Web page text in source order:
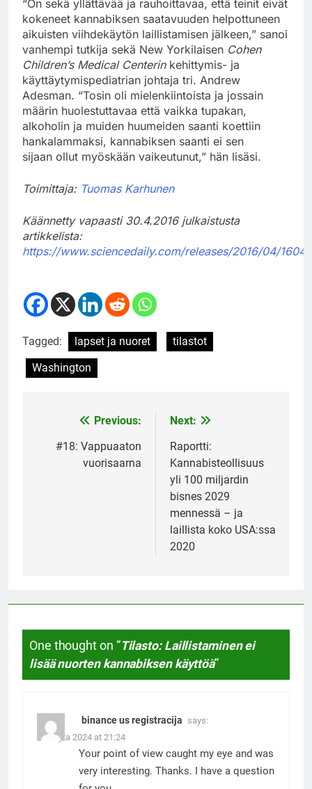
“On sekä yllättävää ja rauhoittavaa, että teinit eivät
kokeneet kannabiksen saatavuuden helpottuneen
aikuisten viihdekäytön laillistamisen jälkeen,” sanoi
vanhempi tutkija sekä New Yorkilaisen Cohen
Children’s Medical Centerin kehittymis- ja
käyttäytymispediatrian johtaja tri. Andrew
Adesman. “Tosin oli mielenkiintoista ja jossain
määrin huolestuttavaa että vaikka tupakan,
alkoholin ja muiden huumeiden saanti koettiin
hankalammaksi, kannabiksen saanti ei sen
sijaan ollut myöskään vaikeutunut,” hän lisäsi.
Toimittaja: Tuomas Karhunen
Käännetty vapaasti 30.4.2016 julkaistusta
artikkelista:
https://www.sciencedaily.com/releases/2016/04/
Tagged: lapset ja nuoret
tilastot
Washington
navigation
Previous:
#18: Vappuaaton
vuorisaarna
Next:
Raportti:
Kannabisteollisuus
yli 100 miljardin
bisnes 2029
mennessä – ja
laillista koko USA:ssa
2020
One thought on “Tilasto: Laillistaminen ei
lisää nuorten kannabiksen käyttöä”
binance us registracija says:
8. Mayta 2024 at 21:24
Your point of view caught my eye and was
very interesting. Thanks. I have a question